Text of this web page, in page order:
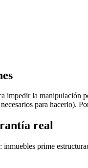
impedir la manipulación
para
real
prime